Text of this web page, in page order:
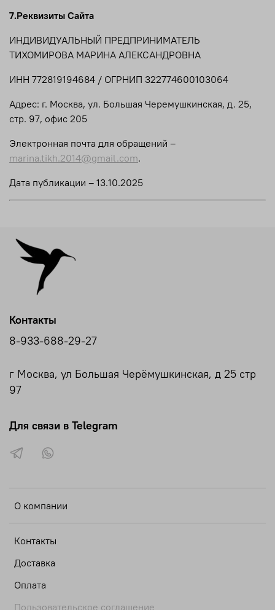
7.Реквизиты Сайта
ИНДИВИДУАЛЬНЫЙ ПРЕДПРИНИМАТЕЛЬ
ТИХОМИРОВА МАРИНА АЛЕКСАНДРОВНА
ИНН 772819194684 / ОГРНИП 322774600103064
Адрес: г. Москва, ул. Большая Черемушкинская, д. 25,
стр. 97, офис 205
Электронная почта для обращений –
marina.tikh.2014@gmail.com.
Дата публикации – 13.10.2025
О компании
Контакты
Доставка
Оплата
Пользовательское соглашение
Контакты
8-933-688-29-27
г Москва, ул Большая Черёмушкинская, д 25 стр
97
Для связи в Telegram